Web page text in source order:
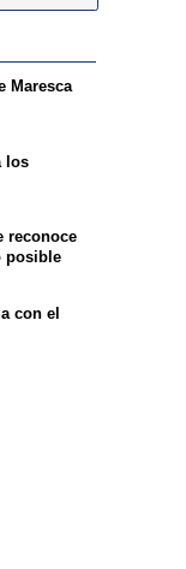
Maresca
los
reconoce
posible
con el